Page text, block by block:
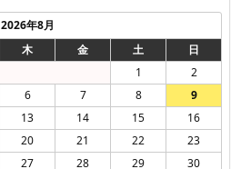
2026年8月
木 金 土
日
1
2
6 7 8
9
13 14 15
16
20 21 22
23
27 28 29 30